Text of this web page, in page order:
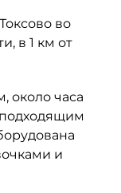
во
в 1 км от
около часа
и